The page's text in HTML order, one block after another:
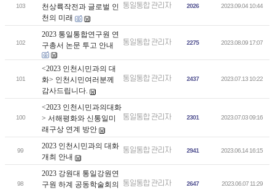
103
천상륙작전과 글로벌 인
천의 미래
통일통합 관리자 2026 2023.09.04 10:44
102
2023 통일통합연구원 연
구총서 논문 투고 안내
통일통합 관리자 2275 2023.08.09 17:07
101
<2023 인천시민과의 대
화> 인천시민여러분께
감사드립니다.
통일통합 관리자 2437 2023.07.13 10:22
100
<2023 인천시민과의대화
> 서해평화와 신통일미
래구상 연계 방안
통일통합 관리자 2301 2023.07.03 09:16
99
2023 인천시민과의 대화
개최 안내
통일통합 관리자 2941 2023.06.14 16:15
98
2023 강원대 통일강원연
구원 하계 공동학술회의
통일통합 관리자 2647 2023.06.07 11:29